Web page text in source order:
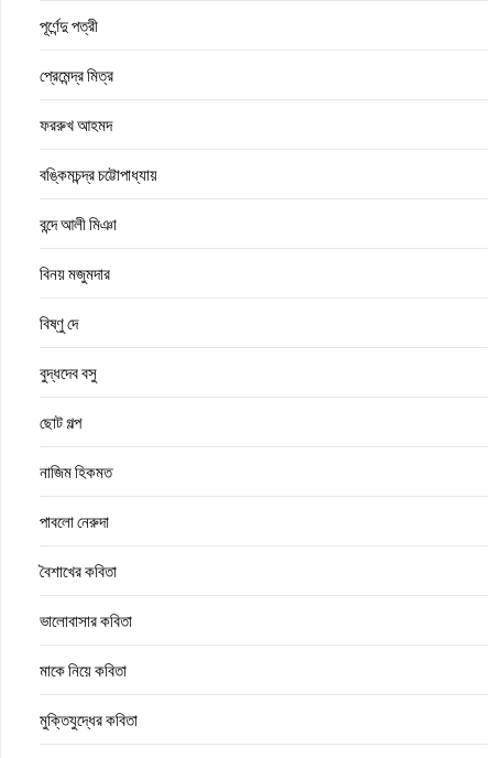
পূর্ণেন্দু পত্রী
প্রেমেন্দ্র মিত্র
ফররুখ আহমদ
বঙ্কিমচন্দ্র চট্টোপাধ্যায়
বন্দে আলী মিঞা
বিনয় মজুমদার
বিষ্ণু দে
বুদ্ধদেব বসু
ছোট গল্প
নাজিম হিকমত
পাবলো নেরুদা
বৈশাখের কবিতা
ভালোবাসার কবিতা
মাকে নিয়ে কবিতা
মুক্তিযুদ্ধের কবিতা